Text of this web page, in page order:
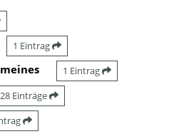
1 Eintrag
1 Eintrag
28 Einträge